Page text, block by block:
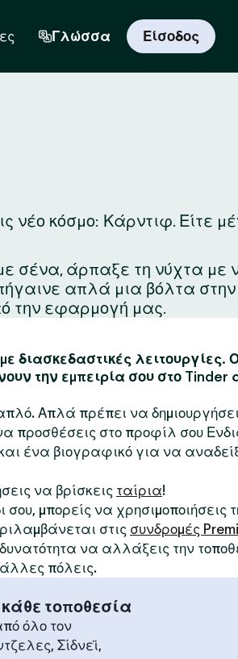
Γλώσσα Είσοδος
κόσμο: Κάρντιφ. Είτε
σένα, άρπαξε τη νύχτα με
απλά μια βόλτα
την εφαρμογή μας.
διασκεδαστικές λειτουργίες.
την εμπειρία σου στο Tinder
Απλά πρέπει να
προσθέσεις στο προφίλ σου
ένα βιογραφικό για να
να βρίσκεις ταίρια!
σου, μπορείς να χρησιμοποιήσεις
στις συνδρομές
δυνατότητα να αλλάξεις την
πόλεις.
τοποθεσία
όλο τον
Σίδνεϊ,